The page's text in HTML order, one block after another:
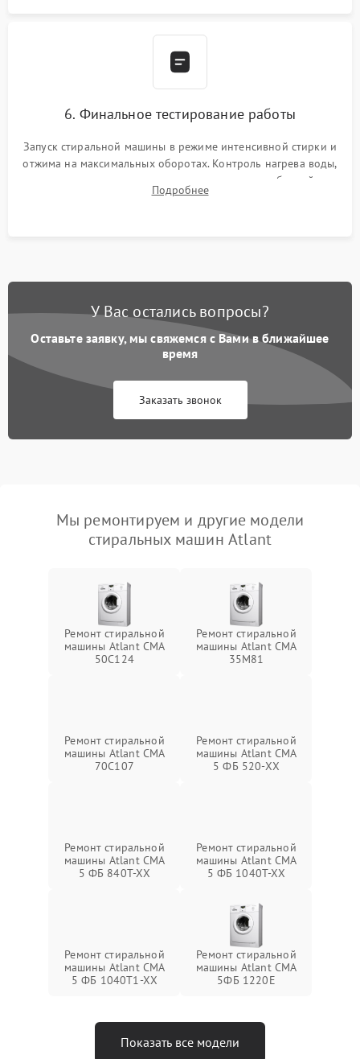
6. Финальное тестирование работы
Запуск стиральной машины в режиме интенсивной стирки и
отжима на максимальных оборотах. Контроль нагрева воды,
корректности слива, отсутствия излишних вибраций,
посторонних стуков и протечек под корпусом.
Подробнее
У Вас остались вопросы?
Оставьте заявку, мы свяжемся с Вами в ближайшее
время
Заказать звонок
Мы ремонтируем и другие модели
стиральных машин Atlant
Ремонт стиральной
машины Atlant СМА
50С124
Ремонт стиральной
машины Atlant СМА
35М81
Ремонт стиральной
машины Atlant СМА
70C107
Ремонт стиральной
машины Atlant СМА
5 ФБ 520-ХХ
Ремонт стиральной
машины Atlant СМА
5 ФБ 840Т-ХХ
Ремонт стиральной
машины Atlant СМА
5 ФБ 1040Т-ХХ
Ремонт стиральной
машины Atlant СМА
5 ФБ 1040Т1-ХХ
Ремонт стиральной
машины Atlant СМА
5ФБ 1220Е
Показать все модели